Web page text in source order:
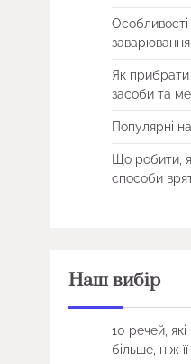
Особливості
Як прибрати
засоби та
Популярні
Що робити,
способи
Наш вибір
10 речей,
більше, ніж її